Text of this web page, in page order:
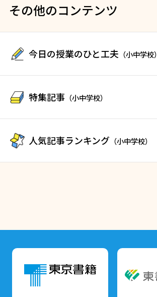
その他のコンテンツ
今日の授業のひと工夫 （小中学校）
特集記事 （小中学校）
人気記事ランキング （小中学校）